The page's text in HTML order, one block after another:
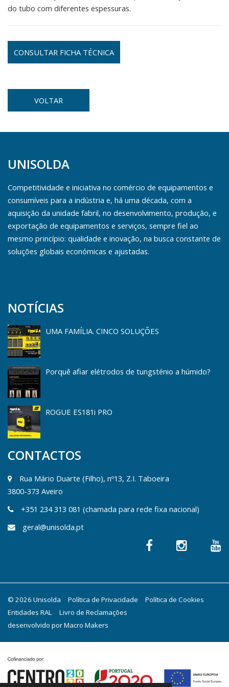
do tubo com diferentes espessuras.
CONSULTAR FICHA TÉCNICA
VOLTAR
UNISOLDA
Competitividade e iniciativa no comércio de equipamentos e
consumíveis para a indústria e, há uma década, com a
aquisição da unidade fabril, no desenvolvimento, produção, e
exportação de equipamentos e serviços, sempre fiel ao
mesmo princípio: qualidade e inovação, na busca constante de
soluções globais económicas e ajustadas.
NOTÍCIAS
UMA FAMÍLIA. CINCO SOLUÇÕES
Porquê afiar elétrodos de tungsténio a húmido?
ROGUE ES181i PRO
CONTACTOS
Rua Mário Duarte (Filho), nº13, Z.I. Taboeira
3800-373 Aveiro
+351 234 313 081 (chamada para rede fixa nacional)
geral@unisolda.pt
© 2026 Unisolda Política de Privacidade
Política de Cookies
Entidades RAL
Livro de Reclamações
desenvolvido porMacro Makers